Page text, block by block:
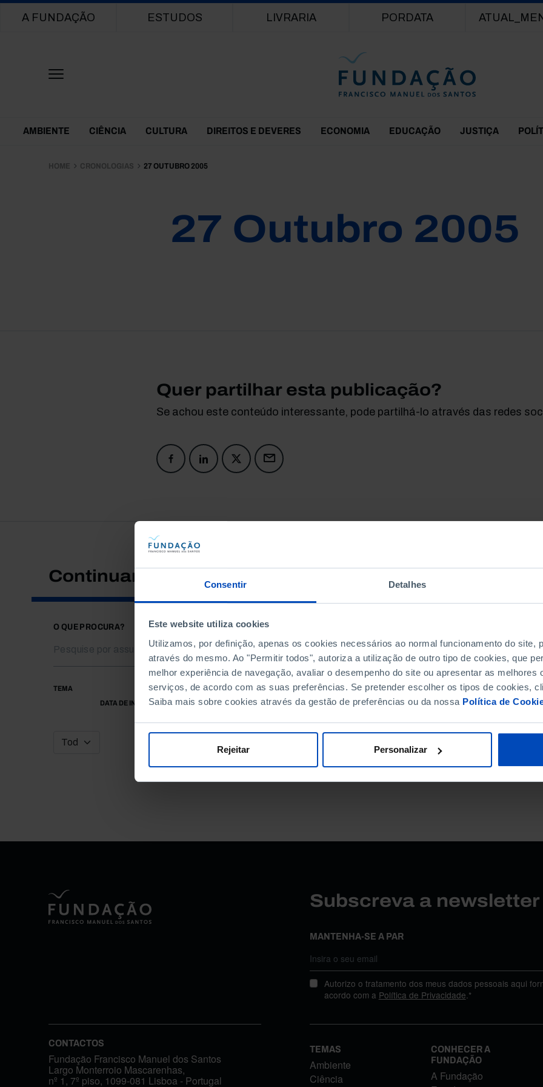
Consentir Detalhes
Este website utiliza cookies
Utilizamos, por definição, apenas os cookies necessários ao normal funcionamento do site,
através do mesmo. Ao "Permitir todos", autoriza a utilização de outro tipo de cookies, que
melhor experiência de navegação, avaliar o desempenho do site ou apresentar as melhores
serviços, de acordo com as suas preferências. Se pretender escolher os tipos de cookies,
Saiba mais sobre cookies através da gestão de preferências ou da nossa Política de
Rejeitar Personalizar
Main navigation
A FUNDAÇÃO ESTUDOS LIVRARIA PORDATA
Themes Menu
AMBIENTE CIÊNCIA CULTURA DIREITOS E DEVERES ECONOMIA EDUCAÇÃO JUSTIÇA
HOME CRONOLOGIAS 27 OUTUBRO 2005
27 Outubro 2005
Quer partilhar esta publicação?
Se achou este conteúdo interessante, pode partilhá-lo através das redes
Continuar a pesquisar
O QUE PROCURA?
TEMA
DATA DE INÍCIO
DATA DE FIM
Subscreva a
MANTENHA-SE A PAR
Autorizo o tratamento dos meus dados pessoais aqui
acordo com a Política de Privacidade.*
CONTACTOS
Fundação Francisco Manuel dos Santos
Largo Monterroio Mascarenhas,
nº 1, 7º piso, 1099-081 Lisboa - Portugal
TEMAS
Ambiente
Ciência
CONHECER A
FUNDAÇÃO
A Fundação